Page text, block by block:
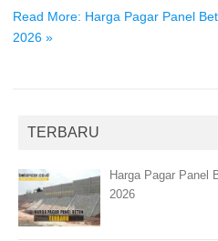
Read More: Harga Pagar Panel
2026 »
TERBARU
Harga Pagar Panel
2026